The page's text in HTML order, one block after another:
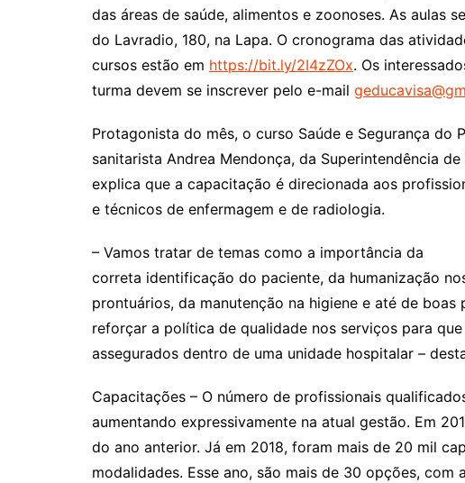
das áreas de saúde, alimentos e zoonoses. As aulas
do Lavradio, 180, na Lapa. O cronograma das
cursos estão em https://bit.ly/2I4zZOx. Os
turma devem se inscrever pelo e-mail
Protagonista do mês, o curso Saúde e Segurança do
sanitarista Andrea Mendonça, da Superintendência
explica que a capacitação é direcionada aos
e técnicos de enfermagem e de radiologia.
– Vamos tratar de temas como a importância da
correta identificação do paciente, da humanização
prontuários, da manutenção na higiene e até de boas
reforçar a política de qualidade nos serviços para
assegurados dentro de uma unidade hospitalar –
Capacitações – O número de profissionais
aumentando expressivamente na atual gestão. Em
do ano anterior. Já em 2018, foram mais de 20 mil
modalidades. Esse ano, são mais de 30 opções,